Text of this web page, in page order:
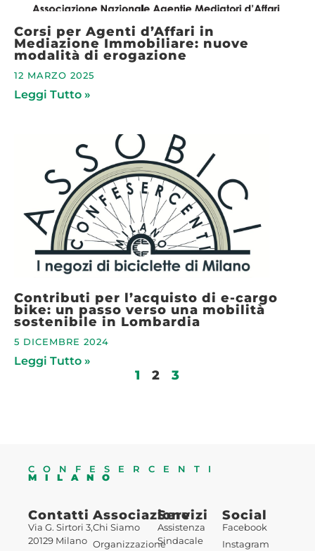
Corsi per Agenti d’Affari in
Mediazione Immobiliare: nuove
modalità di erogazione
12 MARZO 2025
Leggi Tutto »
Contributi per l’acquisto di e-cargo
bike: un passo verso una mobilità
sostenibile in Lombardia
5 DICEMBRE 2024
Leggi Tutto »
1 2 3
CONFESERCENTI
MILANO
Contatti
Via G. Sirtori 3,
20129 Milano
Associazione
Chi Siamo
Organizzazione
Servizi
Assistenza
Sindacale
Social
Facebook
Instagram